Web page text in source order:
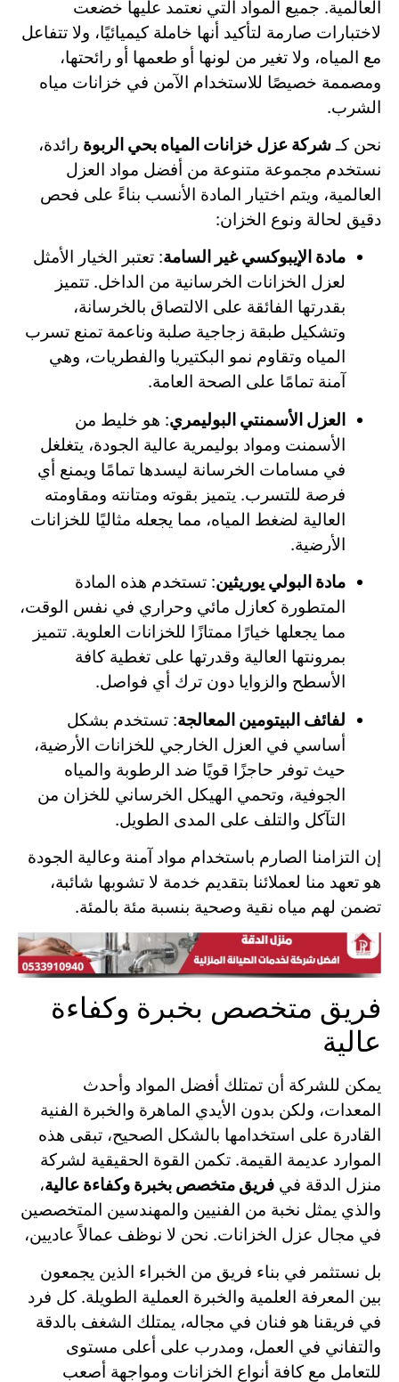
العالمية. جميع المواد التي نعتمد عليها خضعت
لاختبارات صارمة لتأكيد أنها خاملة كيميائيًا، ولا تتفاعل
مع المياه، ولا تغير من لونها أو طعمها أو رائحتها،
ومصممة خصيصًا للاستخدام الآمن في خزانات مياه
الشرب.
نحن كـشركة عزل خزانات المياه بحي الربوة رائدة،
نستخدم مجموعة متنوعة من أفضل مواد العزل
العالمية، ويتم اختيار المادة الأنسب بناءً على فحص
دقيق لحالة ونوع الخزان:
مادة الإيبوكسي غير السامة: تعتبر الخيار الأمثل
لعزل الخزانات الخرسانية من الداخل. تتميز
بقدرتها الفائقة على الالتصاق بالخرسانة،
وتشكيل طبقة زجاجية صلبة وناعمة تمنع تسرب
المياه وتقاوم نمو البكتيريا والفطريات، وهي
آمنة تمامًا على الصحة العامة.
العزل الأسمنتي البوليمري: هو خليط من
الأسمنت ومواد بوليمرية عالية الجودة، يتغلغل
في مسامات الخرسانة ليسدها تمامًا ويمنع أي
فرصة للتسرب. يتميز بقوته ومتانته ومقاومته
العالية لضغط المياه، مما يجعله مثاليًا للخزانات
الأرضية.
مادة البولي يوريثين: تستخدم هذه المادة
المتطورة كعازل مائي وحراري في نفس الوقت،
مما يجعلها خيارًا ممتازًا للخزانات العلوية. تتميز
بمرونتها العالية وقدرتها على تغطية كافة
الأسطح والزوايا دون ترك أي فواصل.
لفائف البيتومين المعالجة: تستخدم بشكل
أساسي في العزل الخارجي للخزانات الأرضية،
حيث توفر حاجزًا قويًا ضد الرطوبة والمياه
الجوفية، وتحمي الهيكل الخرساني للخزان من
التآكل والتلف على المدى الطويل.
إن التزامنا الصارم باستخدام مواد آمنة وعالية الجودة
هو تعهد منا لعملائنا بتقديم خدمة لا تشوبها شائبة،
تضمن لهم مياه نقية وصحية بنسبة مئة بالمئة.
فريق متخصص بخبرة وكفاءة
عالية
يمكن للشركة أن تمتلك أفضل المواد وأحدث
المعدات، ولكن بدون الأيدي الماهرة والخبرة الفنية
القادرة على استخدامها بالشكل الصحيح، تبقى هذه
الموارد عديمة القيمة. تكمن القوة الحقيقية لشركة
منزل الدقة في فريق متخصص بخبرة وكفاءة عالية،
والذي يمثل نخبة من الفنيين والمهندسين المتخصصين
في مجال عزل الخزانات. نحن لا نوظف عمالاً عاديين،
بل نستثمر في بناء فريق من الخبراء الذين يجمعون
بين المعرفة العلمية والخبرة العملية الطويلة. كل فرد
في فريقنا هو فنان في مجاله، يمتلك الشغف بالدقة
والتفاني في العمل، ومدرب على أعلى مستوى
للتعامل مع كافة أنواع الخزانات ومواجهة أصعب